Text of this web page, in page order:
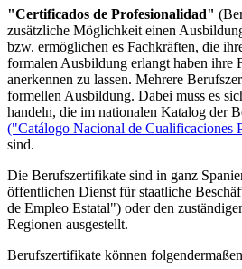
"Certificados de Profesionalidad"
zusätzliche Möglichkeit einen
bzw. ermöglichen es Fachkräften, die
formalen Ausbildung erlangt haben ihre
anerkennen zu lassen. Mehrere
formellen Ausbildung. Dabei muss es
handeln, die im nationalen Katalog der
("Catálogo Nacional de Cualificaciones
sind.
Die Berufszertifikate sind in ganz
öffentlichen Dienst für staatliche
de Empleo Estatal") oder den
Regionen ausgestellt.
Berufszertifikate können